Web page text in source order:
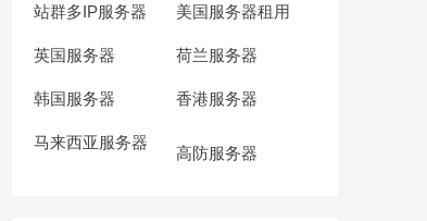
站群多IP服务器 美国服务器租用
英国服务器 荷兰服务器
韩国服务器 香港服务器
马来西亚服务器
高防服务器